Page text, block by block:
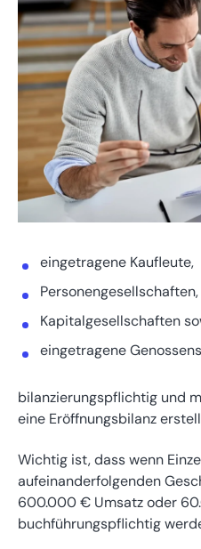
eingetragene Kaufleute,
Personengesellschaften,
Kapitalgesellschaften
eingetragene
bilanzierungspflichtig und
eine Eröffnungsbilanz
Wichtig ist, dass wenn
aufeinanderfolgenden
600.000 € Umsatz oder
buchführungspflichtig